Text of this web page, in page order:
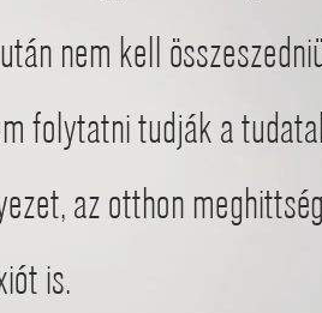
nem kell
folytatni tudják a
az otthon
is.